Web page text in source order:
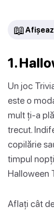
📖
1.
Un joc
este o
mult ți-a
trecut.
copilărie
timpul
Halloween
Aflați cât